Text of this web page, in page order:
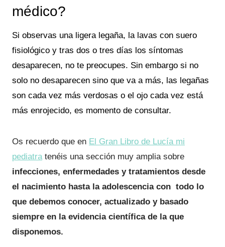
médico?
Si observas una ligera legaña, la lavas con suero
fisiológico y tras dos o tres días los síntomas
desaparecen, no te preocupes. Sin embargo si no
solo no desaparecen sino que va a más, las legañas
son cada vez más verdosas o el ojo cada vez está
más enrojecido, es momento de consultar.
Os recuerdo que en El Gran Libro de Lucía mi
pediatratenéis una sección muy amplia sobre
infecciones, enfermedades y tratamientos desde
el nacimiento hasta la adolescencia con todo lo
que debemos conocer, actualizado y basado
siempre en la evidencia científica de la que
disponemos.